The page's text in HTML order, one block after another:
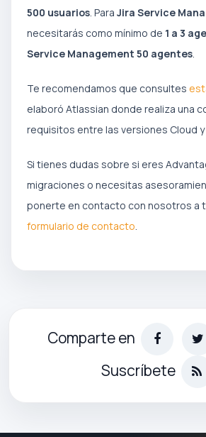
500 usuarios. Para Jira Service
necesitarás como mínimo de 1 a 3
Service Management 50 agentes.
Te recomendamos que consultes
elaboró Atlassian donde realiza una
requisitos entre las versiones Cloud
Si tienes dudas sobre si eres
migraciones o necesitas
ponerte en contacto con nosotros a
formulario de contacto.
Comparte en
Suscríbete